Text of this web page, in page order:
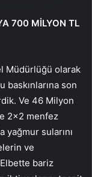
700 MİLYON TL
Müdürlüğü olarak
son
Ve 46 Milyon
2×2 menfez
yağmur sularını
ve
bariz